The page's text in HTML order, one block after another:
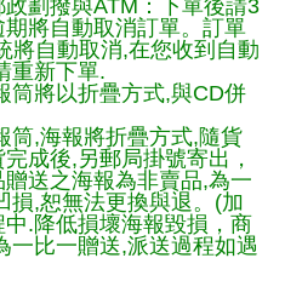
劃撥與ATM：下單後請3
將自動取消訂單。訂單
將自動取消,在您收到自動
重新下單.
筒將以折疊方式,與CD併
筒,海報將折疊方式,隨貨
成後,另郵局掛號寄出，
送之海報為非賣品,為一
損,恕無法更換與退。(加
.降低損壞海報毀損，商
一比一贈送,派送過程如遇